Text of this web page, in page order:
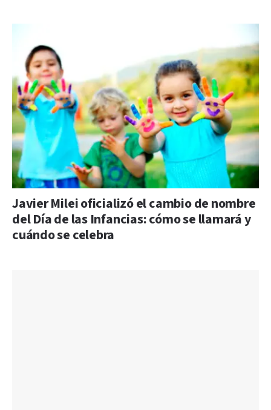
Javier Milei oficializó el cambio de nombre
del Día de las Infancias: cómo se llamará y
cuándo se celebra